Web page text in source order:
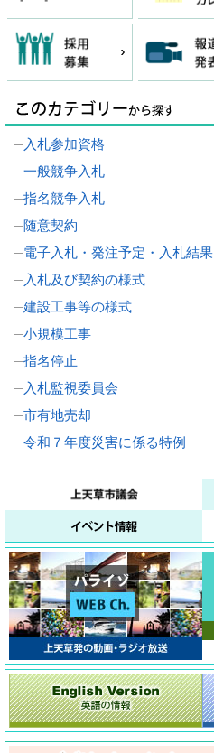
入札参加資格
一般競争入札
指名競争入札
随意契約
電子入札・発注予定・入札結果
入札及び契約の様式
建設工事等の様式
小規模工事
指名停止
入札監視委員会
市有地売却
令和７年度災害に係る特例